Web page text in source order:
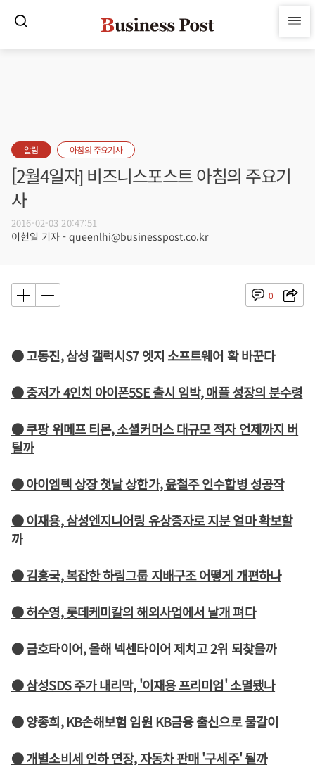
알림 아침의 주요기사
[2월4일자] 비즈니스포스트 아침의 주요기
사
2016-02-03 20:47:51
이헌일 기자 - queenlhi@businesspost.co.kr
0
● 고동진, 삼성 갤럭시S7 엣지 소프트웨어 확 바꾼다
● 중저가 4인치 아이폰5SE 출시 임박, 애플 성장의 분수령
● 쿠팡 위메프 티몬, 소셜커머스 대규모 적자 언제까지 버
틸까
● 아이엠텍 상장 첫날 상한가, 윤철주 인수합병 성공작
● 이재용, 삼성엔지니어링 유상증자로 지분 얼마 확보할
까
● 김홍국, 복잡한 하림그룹 지배구조 어떻게 개편하나
● 허수영, 롯데케미칼의 해외사업에서 날개 펴다
● 금호타이어, 올해 넥센타이어 제치고 2위 되찾을까
● 삼성SDS 주가 내리막, '이재용 프리미엄' 소멸됐나
● 양종희, KB손해보험 임원 KB금융 출신으로 물갈이
● 개별소비세 인하 연장, 자동차 판매 '구세주' 될까